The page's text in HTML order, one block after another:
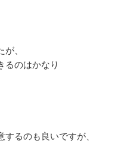
、
るのはかなり
るのも良いですが、